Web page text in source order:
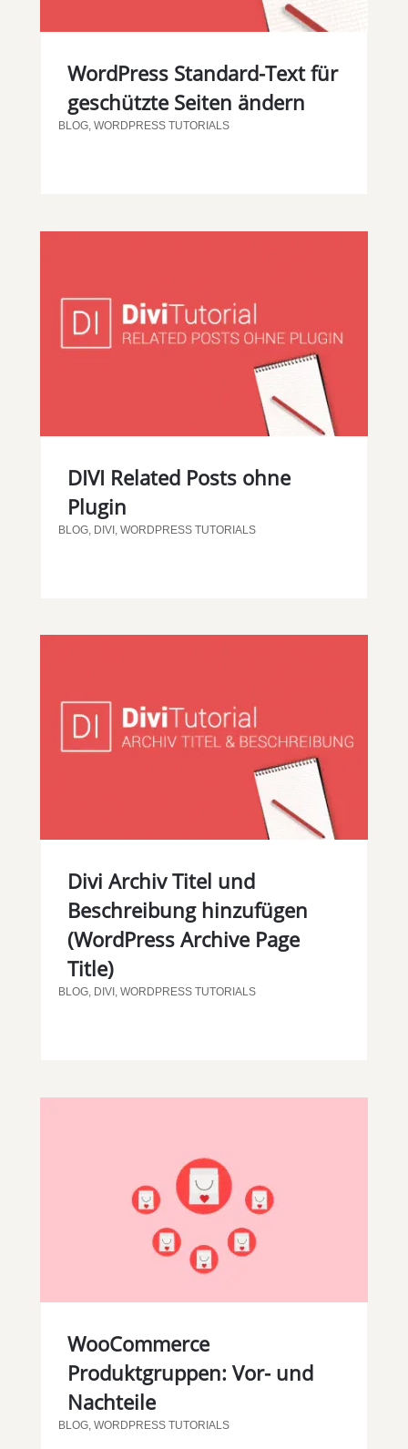
WordPress Standard-Text für
geschützte Seiten ändern
BLOG, WORDPRESS TUTORIALS
DIVI Related Posts ohne
Plugin
BLOG, DIVI, WORDPRESS TUTORIALS
Divi Archiv Titel und
Beschreibung hinzufügen
(WordPress Archive Page
Title)
BLOG, DIVI , WORDPRESS TUTORIALS
WooCommerce
Produktgruppen: Vor- und
Nachteile
BLOG, WORDPRESS TUTORIALS